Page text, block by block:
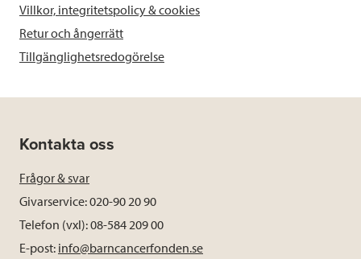
Villkor, integritetspolicy & cookies
Retur och ångerrätt
Tillgänglighetsredogörelse
Kontakta oss
Frågor & svar
Givarservice: 020-90 20 90
Telefon (vxl): 08-584 209 00
E-post: info@barncancerfonden.se